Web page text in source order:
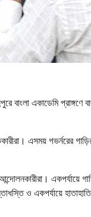
বাংলা একাডেমি
এসময় গভর্নরের
একপর্যায়ে
ও একপর্যায়ে